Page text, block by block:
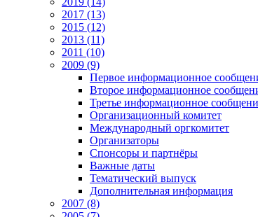
2017 (13)
2015 (12)
2013 (11)
2011 (10)
2009 (9)
Первое информационное
Второе информационное
Третье информационное
Организационный комитет
Международный оргкомитет
Организаторы
Спонсоры и партнёры
Важные даты
Тематический выпуск
Дополнительная информация
2007 (8)